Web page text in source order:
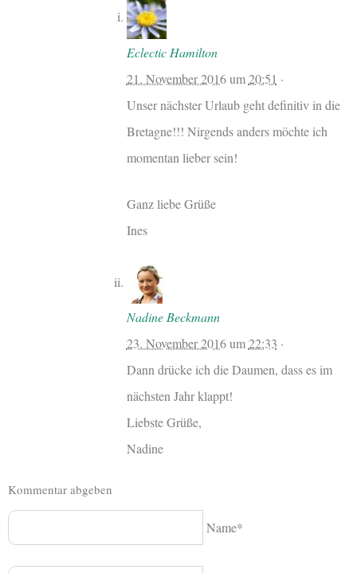
Eclectic Hamilton
21. November 2016um20:51 ·
Unser nächster Urlaub geht definitiv in die
Bretagne!!! Nirgends anders möchte ich
momentan lieber sein!
Ganz liebe Grüße
Ines
Nadine Beckmann
23. November 2016um22:33 ·
Dann drücke ich die Daumen, dass es im
nächsten Jahr klappt!
Liebste Grüße,
Nadine
Kommentar abgeben
Name*